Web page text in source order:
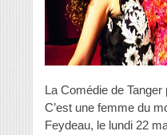
La Comédie de
C’est une femme du
Feydeau, le lundi 22